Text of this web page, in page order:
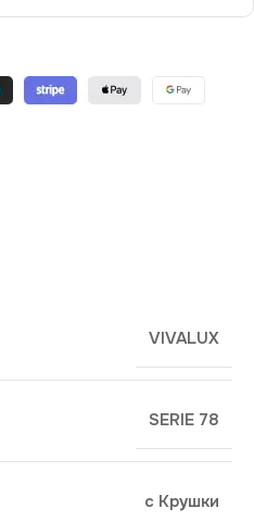
VIVALUX
SERIE 78
с Крушки